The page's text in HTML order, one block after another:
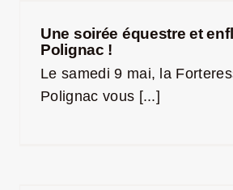
Une soirée équestre et
Polignac !
Le samedi 9 mai, la
Polignac vous [...]